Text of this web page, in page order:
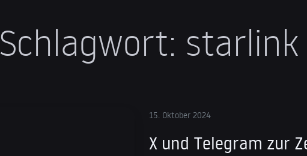
Schlagwort: starlink
15. Oktober 2024
X und Telegram zur